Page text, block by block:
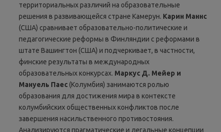
территориальных различий на образовательные
решения в развивающейся стране Камерун. Карин Маннс
(США) сравнивает образовательно-политические и
педагогические реформы в Финляндии с реформами в
штате Вашингтон (США) и подчеркивает, в частности,
финские результаты в международных
образовательных конкурсах. Маркус Д. Мейер и
Мануель Паес (Колумбия) занимаются ролью
образования для достижения мира в контексте
колумбийских общественных конфликтов после
завершения насильственного противостояния.
Анализируются прагматические и легальные концепции